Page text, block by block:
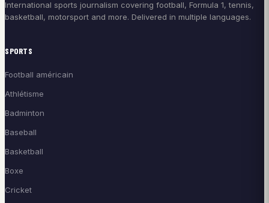
International sports journalism covering football, Formula 1, tennis,
basketball, motorsport and more. Delivered in multiple languages.
SPORTS
Football américain
Athlétisme
Badminton
Baseball
Basketball
Boxe
Cricket